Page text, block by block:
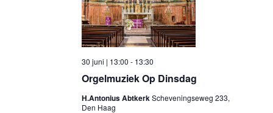
Orgelmuziek Op Dinsdag
30 juni | 13:00 - 13:30
H.Antonius AbtkerkScheveningseweg 233,
Den Haag